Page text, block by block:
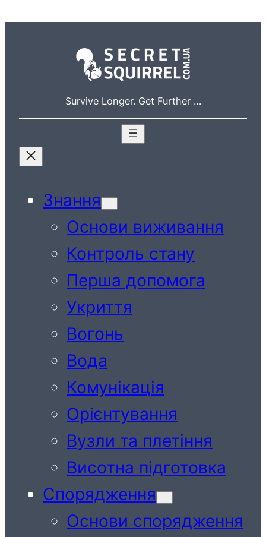
Survive Longer. Get Further …
Знання
Основи виживання
Контроль стану
Перша допомога
Укриття
Вогонь
Вода
Комунікація
Орієнтування
Вузли та плетіння
Висотна підготовка
Спорядження
Основи спорядження